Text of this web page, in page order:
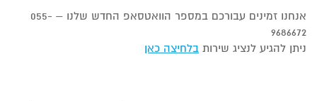
אנחנו זמינים עבורכם במספר הוואטסאפ החדש שלנו – 055-
9686672
ניתן להגיע לנציג שירות בלחיצה כאן